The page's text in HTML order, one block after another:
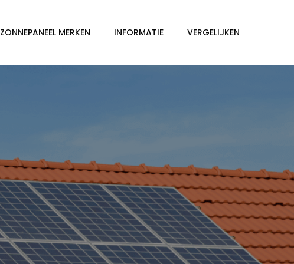
ZONNEPANEEL MERKEN INFORMATIE VERGELIJKEN